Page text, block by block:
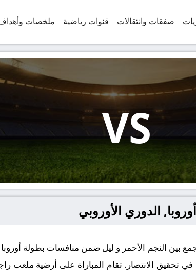
صفقات وانتقالات قنوات رياضية ملخصات
VS
الدوري الأوروبي
بين النجم الأحمر و ليل ضمن منافسات بطولة